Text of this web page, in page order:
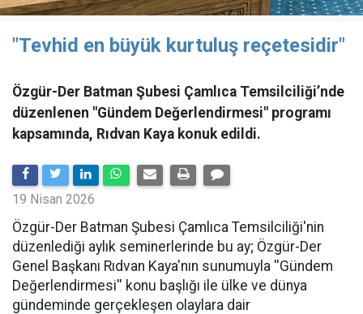
"Tevhid en büyük kurtuluş reçetesidir"
Özgür-Der Batman Şubesi Çamlıca Temsilciliği’nde
düzenlenen "Gündem Değerlendirmesi" programı
kapsamında, Rıdvan Kaya konuk edildi.
19 Nisan 2026
​Özgür-Der Batman Şubesi Çamlıca Temsilciliği'nin
düzenlediği aylık seminerlerinde bu ay; Özgür-Der
Genel Başkanı Rıdvan Kaya'nın sunumuyla ''Gündem
Değerlendirmesi'' konu başlığı ile ülke ve dünya
gündeminde gerçekleşen olaylara dair